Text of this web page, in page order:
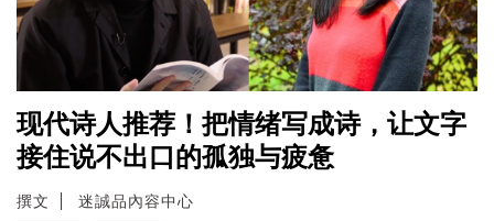
现代诗人推荐！把情绪写成诗，让文字
接住说不出口的孤独与疲惫
撰文 迷誠品內容中心